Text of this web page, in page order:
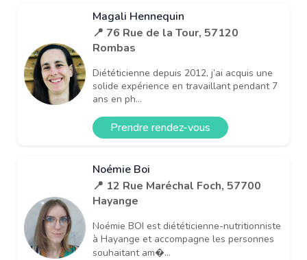
Magali Hennequin
📍 76 Rue de la Tour, 57120
Rombas
Diététicienne depuis 2012, j’ai acquis une
solide expérience en travaillant pendant 7
ans en ph...
Prendre rendez-vous
Noémie Boi
📍 12 Rue Maréchal Foch, 57700
Hayange
Noémie BOI est diététicienne-nutritionniste
à Hayange et accompagne les personnes
souhaitant am�...